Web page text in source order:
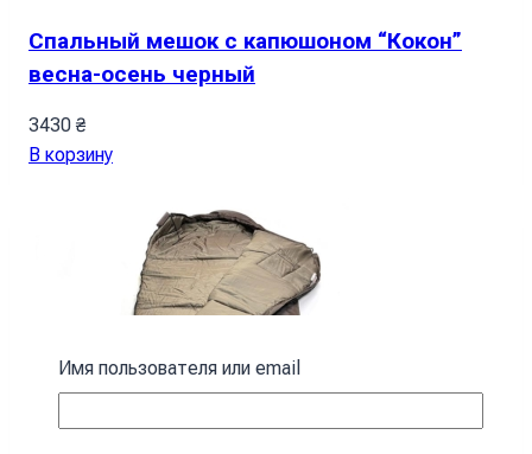
Спальный мешок с капюшоном “Кокон”
весна-осень черный
3430 ₴
В корзину
Имя пользователя или email